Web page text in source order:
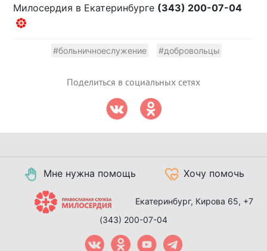
Милосердия в Екатеринбурге (343) 200-07-04
#больничноеслужение #добровольцы
Поделиться в социальных сетях
Мне нужна помощь Хочу помочь
Екатеринбург, Кирова 65, +7
(343) 200-07-04